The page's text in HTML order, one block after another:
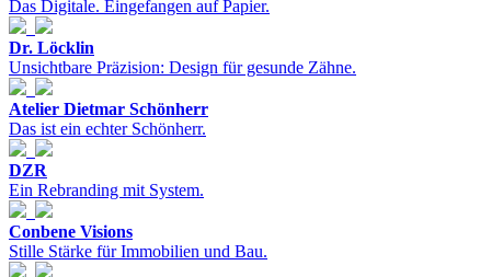
Das Digitale. Eingefangen auf Papier.
Dr. Löcklin
Unsichtbare Präzision: Design für gesunde Zähne.
Atelier Dietmar Schönherr
Das ist ein echter Schönherr.
DZR
Ein Rebranding mit System.
Conbene Visions
Stille Stärke für Immobilien und Bau.